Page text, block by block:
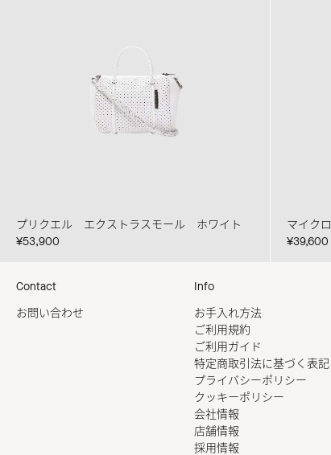
プリクエル エクストラスモール ホワイト
¥53,900
マイク
¥39,600
Contact
お問い合わせ
Info
お手入れ方法
ご利用規約
ご利用ガイド
特定商取引法に基づく表記
プライバシーポリシー
クッキーポリシー
会社情報
店舗情報
採用情報